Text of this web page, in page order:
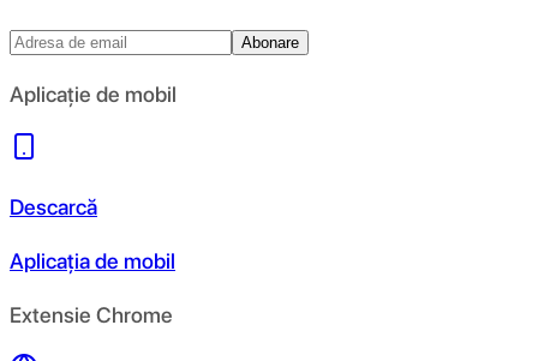
Abonare
Aplicație de mobil
Descarcă
Aplicația de mobil
Extensie Chrome